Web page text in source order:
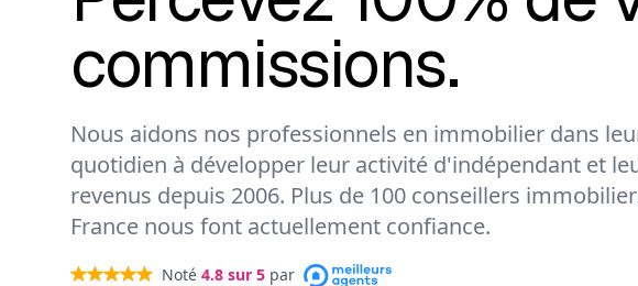
commissions.
Nous aidons nos professionnels en immobilier dans
quotidien à développer leur activité d'indépendant et
revenus depuis 2006. Plus de 100 conseillers
France nous font actuellement confiance.
Noté 4.8 sur 5 par